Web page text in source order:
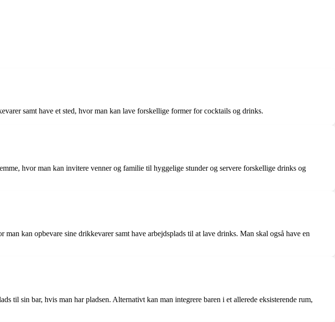
samt have et sted, hvor man kan lave forskellige former for cocktails og drinks.
hvor man kan invitere venner og familie til hyggelige stunder og servere forskellige drinks og
kan opbevare sine drikkevarer samt have arbejdsplads til at lave drinks. Man skal også have en
til sin bar, hvis man har pladsen. Alternativt kan man integrere baren i et allerede eksisterende rum,